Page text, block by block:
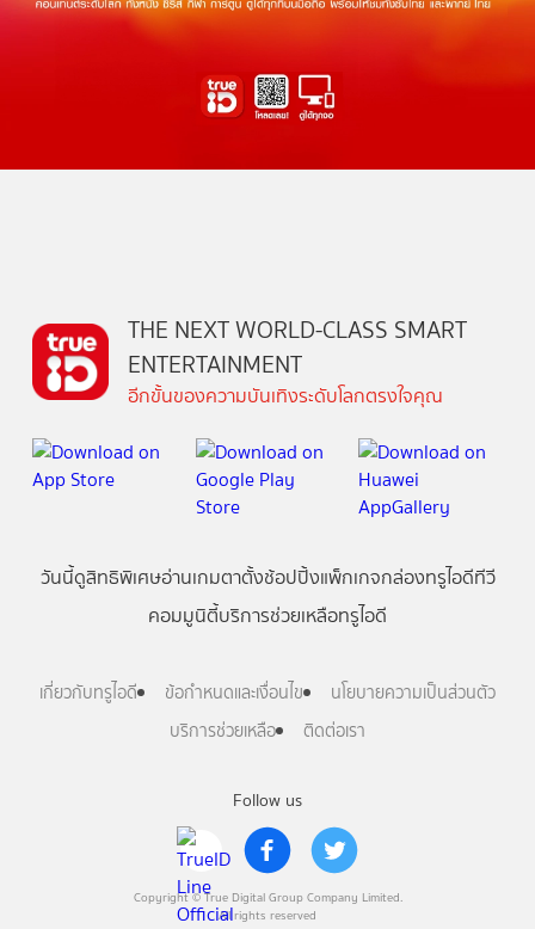
Follow us
Copyright © True Digital Group Company Limited.
All rights reserved
THE NEXT WORLD-CLASS SMART
ENTERTAINMENT
อีกขั้นของความบันเทิงระดับโลกตรงใจคุณ
วันนี้ดูสิทธิพิเศษอ่านเกมตาตั้งช้อปปิ้งแพ็กเกจกล่องทรูไอดีทีวี
คอมมูนิตี้บริการช่วยเหลือทรูไอดี
เกี่ยวกับทรูไอดี ข้อกำหนดและเงื่อนไข
นโยบายความเป็นส่วนตัว
บริการช่วยเหลือ
ติดต่อเรา